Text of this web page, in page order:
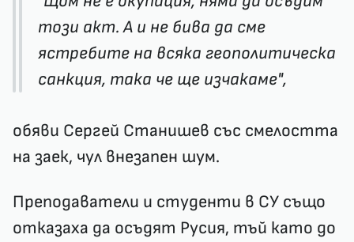
този акт. А и не бива да сме
ястребите на всяка геополитическа
санкция, така че ще изчакаме",
обяви Сергей Станишев със смелостта
на заек, чул внезапен шум.
Преподаватели и студенти в СУ също
отказаха да осъдят Русия, тъй като до